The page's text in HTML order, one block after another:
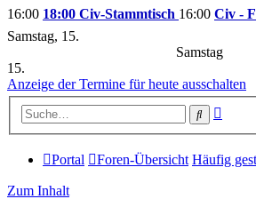
16:00 18:00 Civ-Stammtisch 16:00 Civ -
Samstag, 15.
Samstag
15.
Anzeige der Termine für heute ausschalten
Suche
Portal Foren-Übersicht Häufig
Zum Inhalt